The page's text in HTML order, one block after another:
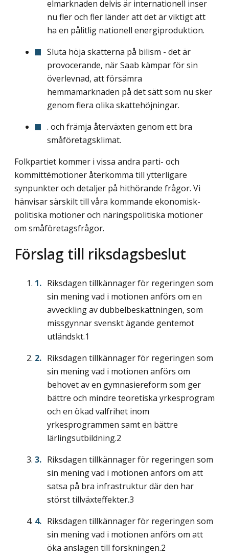
elmarknaden delvis är internationell inser
nu fler och fler länder att det är viktigt att
ha en pålitlig nationell energiproduktion.
Sluta höja skatterna på bilism - det är
provocerande, när Saab kämpar för sin
överlevnad, att försämra
hemmamarknaden på det sätt som nu sker
genom flera olika skattehöjningar.
. och främja återväxten genom ett bra
småföretagsklimat.
Folkpartiet kommer i vissa andra parti- och
kommittémotioner återkomma till ytterligare
synpunkter och detaljer på hithörande frågor. Vi
hänvisar särskilt till våra kommande ekonomisk-
politiska motioner och näringspolitiska motioner
om småföretagsfrågor.
Förslag till riksdagsbeslut
Riksdagen tillkännager för regeringen som
sin mening vad i motionen anförs om en
avveckling av dubbelbeskattningen, som
missgynnar svenskt ägande gentemot
utländskt.1
Riksdagen tillkännager för regeringen som
sin mening vad i motionen anförs om
behovet av en gymnasiereform som ger
bättre och mindre teoretiska yrkesprogram
och en ökad valfrihet inom
yrkesprogrammen samt en bättre
lärlingsutbildning.2
Riksdagen tillkännager för regeringen som
sin mening vad i motionen anförs om att
satsa på bra infrastruktur där den har
störst tillväxteffekter.3
Riksdagen tillkännager för regeringen som
sin mening vad i motionen anförs om att
öka anslagen till forskningen.2